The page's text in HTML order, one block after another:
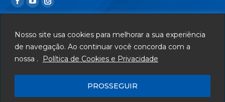
Nosso site usa cookies para melhorar a sua experiência
de navegação. Ao continuar você concorda com a
nossa .
Política de Cookies e Privacidade
PROSSEGUIR
Encontre-nos em:
Departamento de T.I.
Serviços
Mapa do Site